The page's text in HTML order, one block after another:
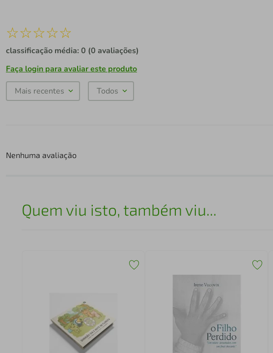
☆☆☆☆☆
classificação média: 0 (0 avaliações)
Faça login para avaliar este produto
Mais recentes Todos
Nenhuma avaliação
Quem viu isto, também viu...